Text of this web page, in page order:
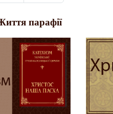
парафії